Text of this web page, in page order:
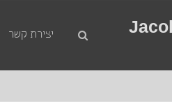
יצירת קשר